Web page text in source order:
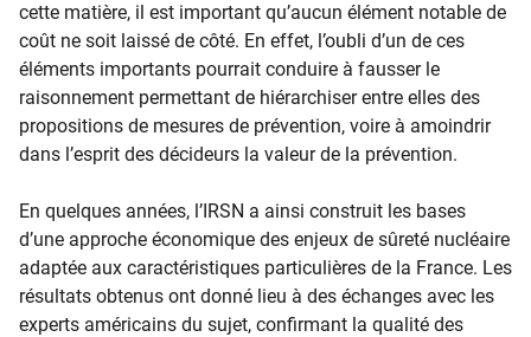
cette matière, il est important qu’aucun élément notable de
coût ne soit laissé de côté. En effet, l’oubli d’un de ces
éléments importants pourrait conduire à fausser le
raisonnement permettant de hiérarchiser entre elles des
propositions de mesures de prévention, voire à amoindrir
dans l’esprit des décideurs la valeur de la prévention.
En quelques années, l’IRSN a ainsi construit les bases
d’une approche économique des enjeux de sûreté nucléaire
adaptée aux caractéristiques particulières de la France. Les
résultats obtenus ont donné lieu à des échanges avec les
experts américains du sujet, confirmant la qualité des